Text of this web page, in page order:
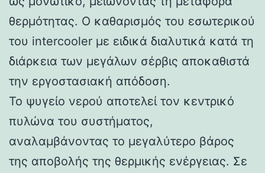
θερμότητας. Ο καθαρισμός του εσωτερικού
του intercooler με ειδικά διαλυτικά κατά τη
διάρκεια των μεγάλων σέρβις αποκαθιστά
την εργοστασιακή απόδοση.
Το ψυγείο νερού αποτελεί τον κεντρικό
πυλώνα του συστήματος,
αναλαμβάνοντας το μεγαλύτερο βάρος
της αποβολής της θερμικής ενέργειας. Σε